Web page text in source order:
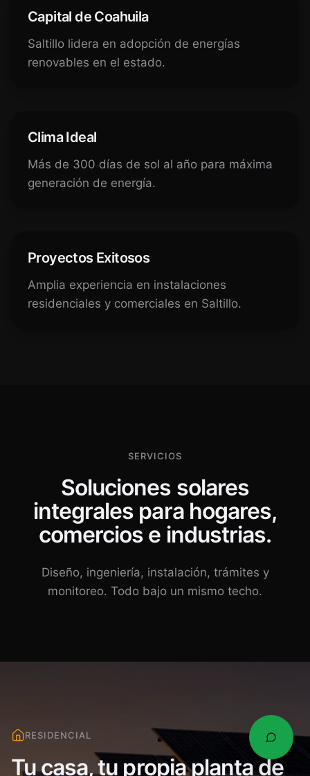
Capital de Coahuila
Saltillo lidera en adopción de energías
renovables en el estado.
Clima Ideal
Más de 300 días de sol al año para máxima
generación de energía.
Proyectos Exitosos
Amplia experiencia en instalaciones
residenciales y comerciales en Saltillo.
SERVICIOS
Soluciones solares
integrales para hogares,
comercios e industrias.
Diseño, ingeniería, instalación, trámites y
monitoreo. Todo bajo un mismo techo.
RESIDENCIAL
Tu casa, tu propia planta de